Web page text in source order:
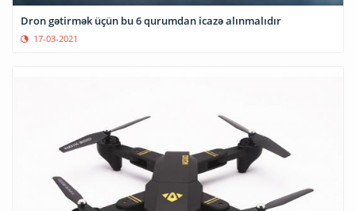
Dron gətirmək üçün bu 6 qurumdan icazə alınmalıdır
17-03-2021